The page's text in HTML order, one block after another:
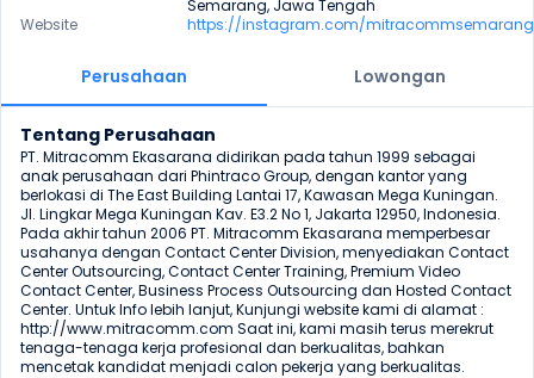
Semarang, Jawa Tengah
Website
https://instagram.com/mitracommsemarang
Perusahaan Lowongan
Tentang Perusahaan
PT. Mitracomm Ekasarana didirikan pada tahun 1999 sebagai
anak perusahaan dari Phintraco Group, dengan kantor yang
berlokasi di The East Building Lantai 17, Kawasan Mega Kuningan.
Jl. Lingkar Mega Kuningan Kav. E3.2 No 1, Jakarta 12950, Indonesia.
Pada akhir tahun 2006 PT. Mitracomm Ekasarana memperbesar
usahanya dengan Contact Center Division, menyediakan Contact
Center Outsourcing, Contact Center Training, Premium Video
Contact Center, Business Process Outsourcing dan Hosted Contact
Center. Untuk Info lebih lanjut, Kunjungi website kami di alamat :
http://www.mitracomm.com Saat ini, kami masih terus merekrut
tenaga-tenaga kerja profesional dan berkualitas, bahkan
mencetak kandidat menjadi calon pekerja yang berkualitas.